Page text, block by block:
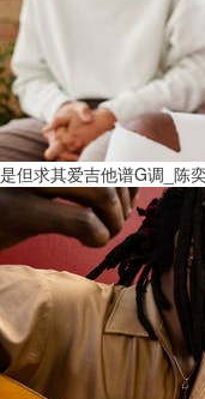
是但求其爱吉他谱G调_陈